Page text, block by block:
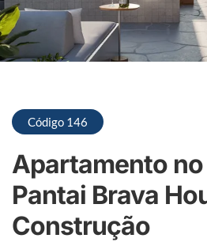
Código 146
Apartamento
Pantai Brava
Construção